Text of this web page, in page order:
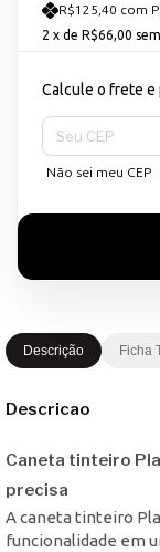
R$125,40 com
2 x de R$66,00
Calcule o frete e
Entregas para o
Não sei meu CEP
Descrição Ficha
Descricao
Caneta tinteiro
precisa
A caneta tinteiro
funcionalidade em